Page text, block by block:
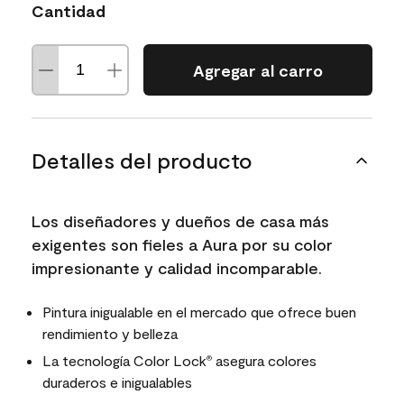
Cantidad
Agregar al carro
Detalles del producto
Los diseñadores y dueños de casa más
exigentes son fieles a Aura por su color
impresionante y calidad incomparable.
Pintura inigualable en el mercado que ofrece buen
rendimiento y belleza
La tecnología Color Lock® asegura colores
duraderos e inigualables